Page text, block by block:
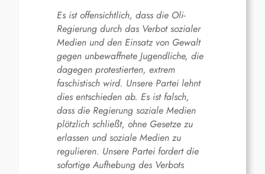
Es ist offensichtlich, dass die Oli-
Regierung durch das Verbot sozialer
Medien und den Einsatz von Gewalt
gegen unbewaffnete Jugendliche, die
dagegen protestierten, extrem
faschistisch wird. Unsere Partei lehnt
dies entschieden ab. Es ist falsch,
dass die Regierung soziale Medien
plötzlich schließt, ohne Gesetze zu
erlassen und soziale Medien zu
regulieren. Unsere Partei fordert die
sofortige Aufhebung des Verbots